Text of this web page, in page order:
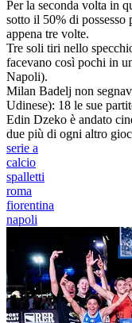
Per la seconda volta in
sotto il 50% di possesso
appena tre volte.
Tre soli tiri nello
facevano così pochi in
Napoli).
Milan Badelj non
Udinese): 18 le sue
Edin Dzeko è andato
due più di ogni altro
serie a
calcio
spalletti
roma
fiorentina
napoli